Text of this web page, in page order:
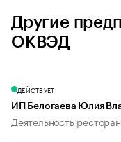
Другие
ОКВЭД
ДЕЙСТВУЕТ
ИП Белогаева Юлия
Деятельность